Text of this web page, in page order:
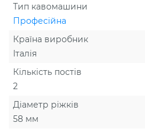
Тип кавомашини
Професійна
Країна виробник
Італія
Кількість постів
2
Діаметр ріжків
58 мм